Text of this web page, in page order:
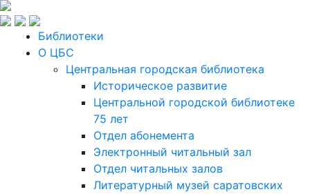
Библиотеки
О ЦБС
Центральная городская библиотека
Историческое развитие
Центральной городской библиотеке
75 лет
Отдел абонемента
Электронный читальный зал
Отдел читальных залов
Литературный музей саратовских